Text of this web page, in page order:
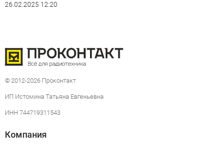
26.02.2025 12:20
© 2012-2026 Проконтакт
ИП Истомина Татьяна Евгеньевна
ИНН 744719311543
Компания